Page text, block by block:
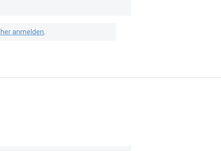
anmelden